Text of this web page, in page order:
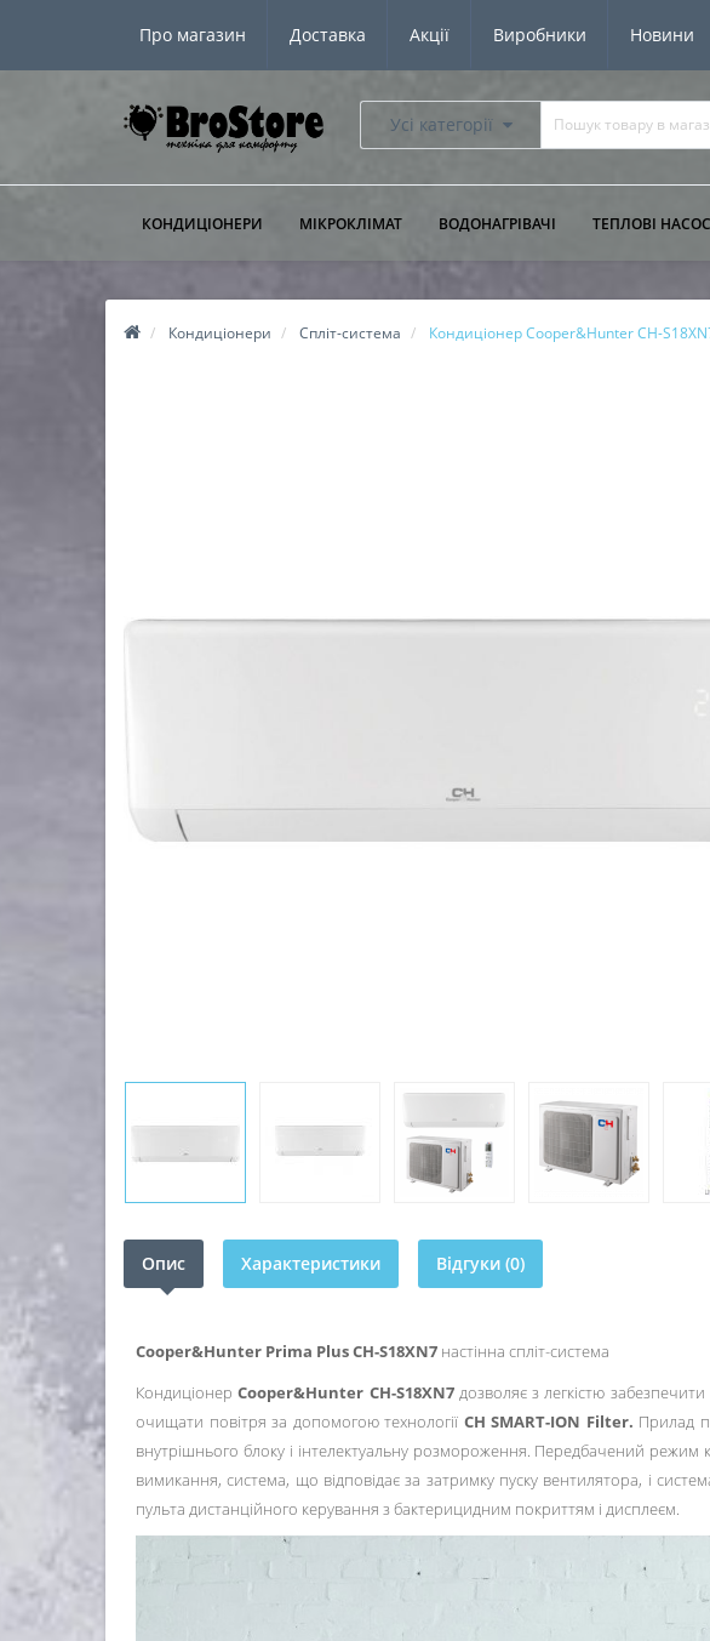
Про магазин Доставка Акції Виробники Новини
Усі категорії
КОНДИЦІОНЕРИ МІКРОКЛІМАТ ВОДОНАГРІВАЧІ ТЕПЛОВІ
Кондиціонери Спліт-система Кондиціонер Cooper&Hunter CH-
Опис Характеристики Відгуки (0)
Cooper&Hunter Prima Plus CH-S18XN7 настінна спліт-система
КондиціонерCooper&Hunter CH-S18XN7дозволяє з легкістю
очищати повітря за допомогою технології CH SMART-ION Filter. Прилад
внутрішнього блоку і інтелектуальну розмороження. Передбачений
вимикання, система, що відповідає за затримку пуску вентилятора, і
пульта дистанційного керування з бактерицидним покриттям і дисплеєм.